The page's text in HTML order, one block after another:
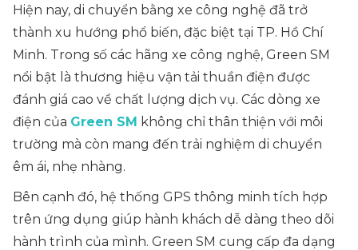
Hiện nay, di chuyển bằng xe công nghệ đã trở
thành xu hướng phổ biến, đặc biệt tại TP. Hồ Chí
Minh. Trong số các hãng xe công nghệ, Green SM
nổi bật là thương hiệu vận tải thuần điện được
đánh giá cao về chất lượng dịch vụ. Các dòng xe
điện của Green SM không chỉ thân thiện với môi
trường mà còn mang đến trải nghiệm di chuyển
êm ái, nhẹ nhàng.
Bên cạnh đó, hệ thống GPS thông minh tích hợp
trên ứng dụng giúp hành khách dễ dàng theo dõi
hành trình của mình. Green SM cung cấp đa dạng